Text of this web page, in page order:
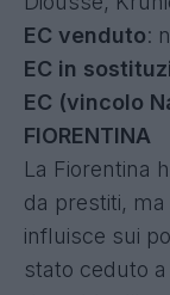
EC venduto:
EC in
EC (vincolo
FIORENTINA
La Fiorentina
da prestiti,
influisce sui
stato ceduto